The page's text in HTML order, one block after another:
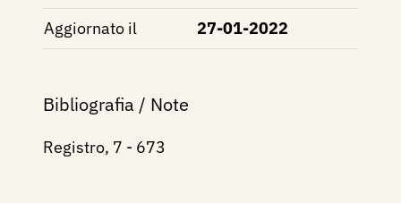
Aggiornato il
27-01-2022
Bibliografia / Note
Registro, 7 - 673